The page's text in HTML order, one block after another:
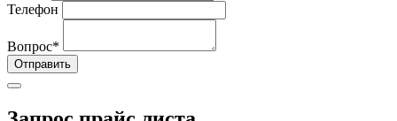
Телефон
Вопрос*
Отправить